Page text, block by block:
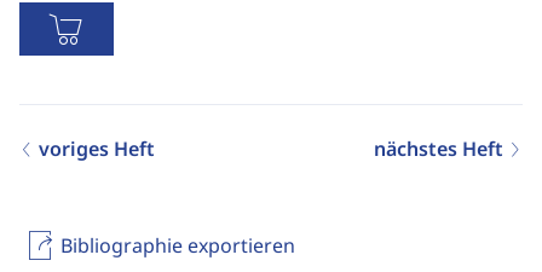
Bibliographie exportieren
voriges Heft nächstes Heft